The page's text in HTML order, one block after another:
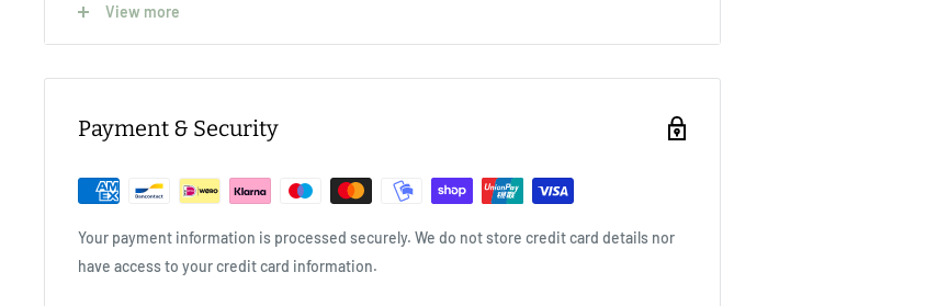
Niet in de vaatwasser gebruiken. Niet weken in water.
reinigingsmiddelen of staalwol. Plotselinge temperatuursverandering kan het product
het niet op een natte doek of een nat oppervlak. De vorm en capaciteit van elk product
[Copolyester Bovenste temperatuurbestendigheid: 100 ℃/212℉
View more
Payment & Security
Your payment information is processed securely. We do not store credit card details nor
have access to your credit card information.